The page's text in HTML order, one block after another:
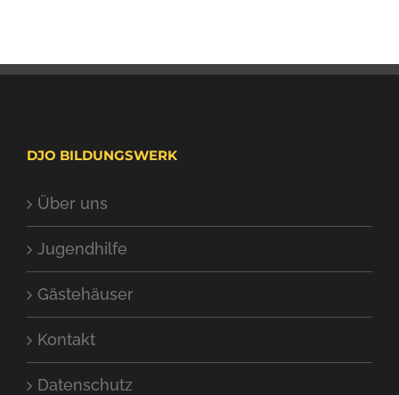
DJO BILDUNGSWERK
Über uns
Jugendhilfe
Gästehäuser
Kontakt
Datenschutz